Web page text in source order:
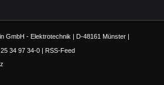
GmbH - Elektrotechnik | D-48161 Münster |
34 97 34-0 |
RSS-Feed